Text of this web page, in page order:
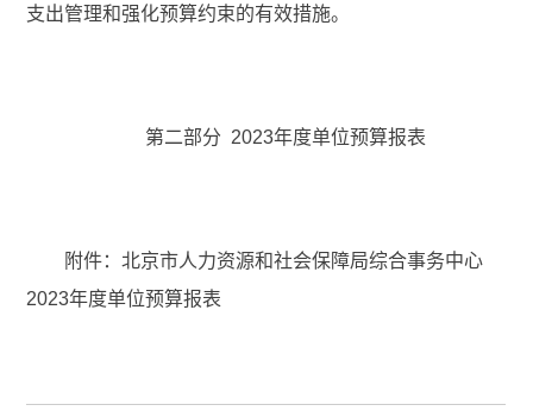
支出管理和强化预算约束的有效措施。
第二部分 2023年度单位预算报表
附件：北京市人力资源和社会保障局综合事务中心
2023年度单位预算报表